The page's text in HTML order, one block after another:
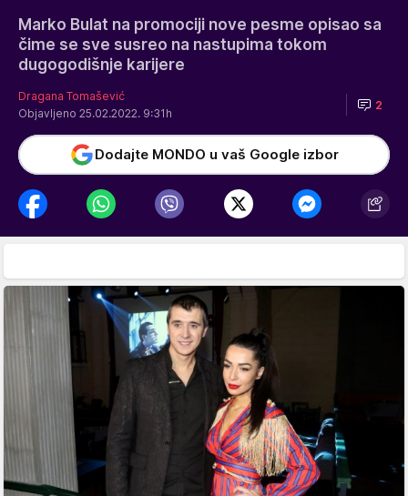
Marko Bulat na promociji nove pesme opisao sa
čime se sve susreo na nastupima tokom
dugogodišnje karijere
Dragana Tomašević
Objavljeno 25.02.2022. 9:31h
2
Dodajte MONDO u vaš Google izbor